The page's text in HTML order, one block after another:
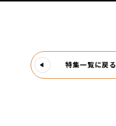
特集一覧に戻る